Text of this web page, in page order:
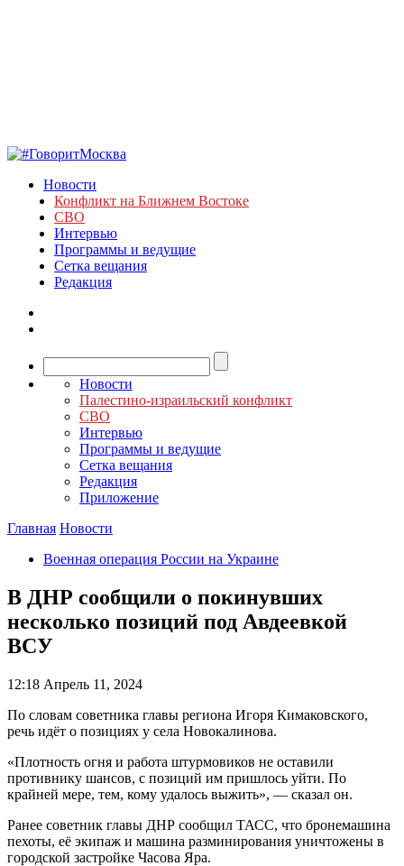
Новости
Конфликт на Ближнем Востоке
СВО
Интервью
Программы и ведущие
Сетка вещания
Редакция
Новости
Палестино-израильский конфликт
СВО
Интервью
Программы и ведущие
Сетка вещания
Редакция
Приложение
Главная Новости
Военная операция России на Украине
В ДНР сообщили о покинувших
несколько позиций под Авдеевкой
ВСУ
12:18 Апрель 11, 2024
По словам советника главы региона Игоря Кимаковского,
речь идёт о позициях у села Новокалинова.
«Плотность огня и работа штурмовиков не оставили
противнику шансов, с позиций им пришлось уйти. По
крайней мере, тем, кому удалось выжить», — сказал он.
Ранее советник главы ДНР сообщил ТАСС, что бронемашина
пехоты, её экипаж и машина разминирования уничтожены в
городской застройке Часова Яра.